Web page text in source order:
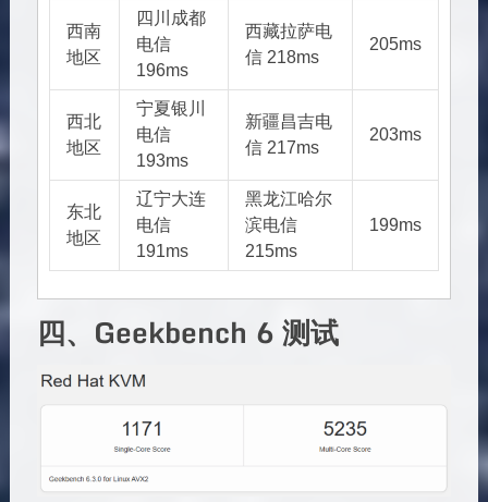
西南
地区
四川成都
电信
196ms
西藏拉萨电
信 218ms
205ms
西北
地区
宁夏银川
电信
193ms
新疆昌吉电
信 217ms
203ms
东北
地区
辽宁大连
电信
191ms
黑龙江哈尔
滨电信
215ms
199ms
四、Geekbench 6 测试